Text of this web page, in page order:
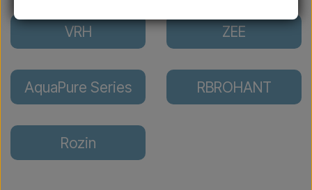
VRH ZEE
AquaPure Series RBROHANT
Rozin